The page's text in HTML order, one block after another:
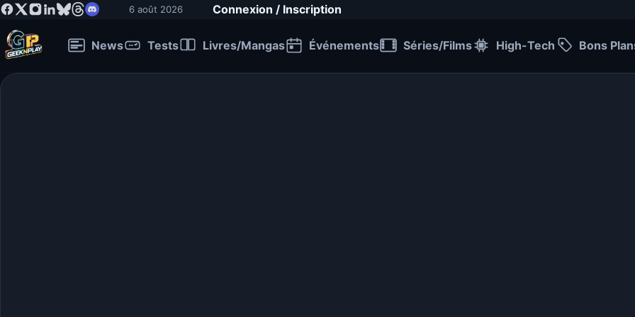
6 août 2026 Connexion / Inscription
News Tests Livres/Mangas Événements Séries/Films High-Tech Bons